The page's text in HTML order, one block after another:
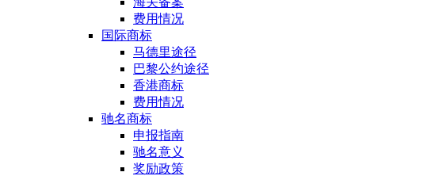
费用情况
国际商标
马德里途径
巴黎公约途径
香港商标
费用情况
驰名商标
申报指南
驰名意义
奖励政策